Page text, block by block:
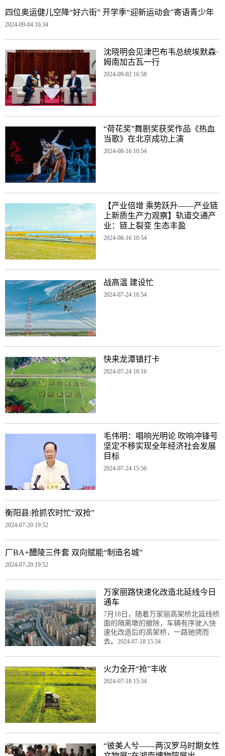
四位奥运健儿空降“好六街” 开学季“迎新运动会”寄语青少年
2024-09-04 16:34
沈晓明会见津巴布韦总统埃默森·
姆南加古瓦一行
2024-09-02 16:58
“荷花奖”舞剧奖获奖作品《热血
当歌》在北京成功上演
2024-08-16 10:54
【产业倍增 乘势跃升——产业链
上新质生产力观察】轨道交通产
业：链上裂变 生态丰盈
2024-08-16 10:54
战高温 建设忙
2024-07-24 16:54
快来龙潭镇打卡
2024-07-24 16:16
毛伟明：唱响光明论 吹响冲锋号
坚定不移实现全年经济社会发展
目标
2024-07-24 15:56
衡阳县:抢抓农时忙“双抢”
2024-07-20 19:52
厂BA+醴陵三件套 双向赋能“制造名城”
2024-07-20 19:52
万家丽路快速化改造北延线今日
通车
7月18日，随着万家丽高架桥北延线桥
面的隔离墩的撤除，车辆有序驶入快
速化改造后的高架桥，一路驰骋而
去。 2024-07-18 15:34
火力全开“抢”丰收
2024-07-18 15:34
“彼美人兮——两汉罗马时期女性